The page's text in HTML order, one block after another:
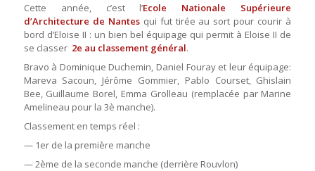
Cette année, c’est l’Ecole Nationale Supérieure
d’Architecture de Nantesqui fut tirée au sort pour courir à
bord d’Eloise II : un bien bel équipage qui permit à Eloise II de
se classer 2e au classement général.
Bravo à Dominique Duchemin, Daniel Fouray et leur équipage:
Mareva Sacoun, Jérôme Gommier, Pablo Courset, Ghislain
Bee, Guillaume Borel, Emma Grolleau (remplacée par Marine
Amelineau pour la 3è manche).
Classement en temps réel :
— 1er de la première manche
— 2ème de la seconde manche (derrière Rouvlon)